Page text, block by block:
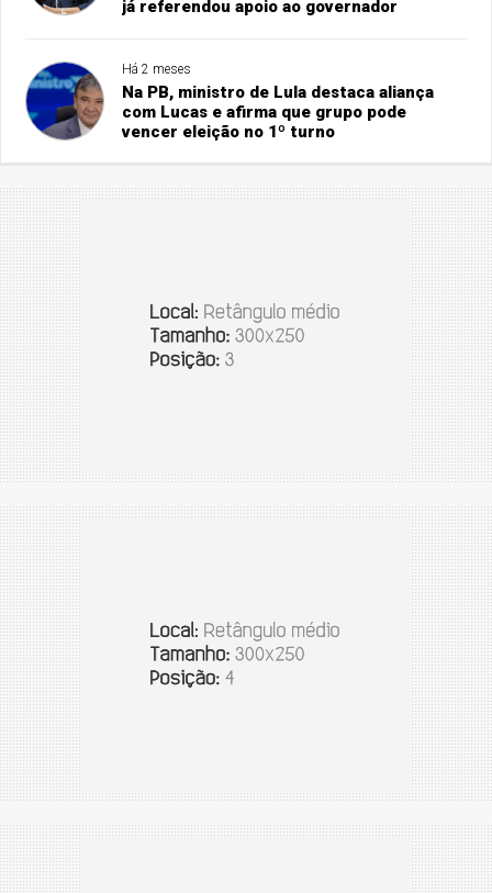
já referendou apoio ao governador
Há 2 meses
Na PB, ministro de Lula destaca aliança
com Lucas e afirma que grupo pode
vencer eleição no 1º turno